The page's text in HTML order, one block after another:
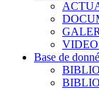
Base de